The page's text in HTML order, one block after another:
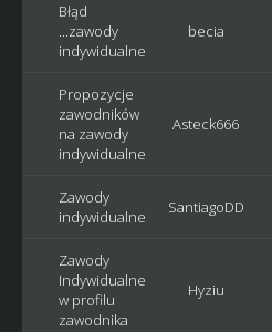
Błąd
...zawody
indywidualne
becia
Propozycje
zawodników
na zawody
indywidualne
Asteck666
Zawody
indywidualne
SantiagoDD
Zawody
Indywidualne
w profilu
zawodnika
Hyziu